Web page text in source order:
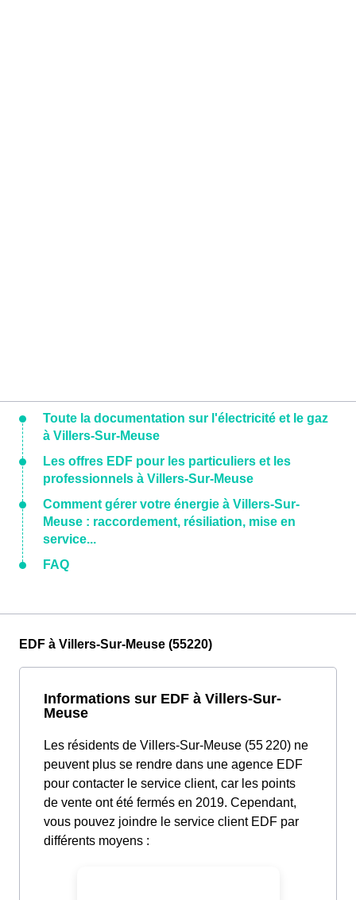
Toute la documentation sur l'électricité et le gaz
à Villers-Sur-Meuse
Les offres EDF pour les particuliers et les
professionnels à Villers-Sur-Meuse
Comment gérer votre énergie à Villers-Sur-
Meuse : raccordement, résiliation, mise en
service...
FAQ
EDF à Villers-Sur-Meuse (55220)
Informations sur EDF à Villers-Sur-
Meuse
Les résidents de Villers-Sur-Meuse (55 220) ne
peuvent plus se rendre dans une agence EDF
pour contacter le service client, car les points
de vente ont été fermés en 2019. Cependant,
vous pouvez joindre le service client EDF par
différents moyens :